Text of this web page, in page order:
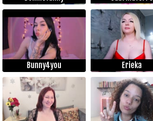
Bunny4you Erieka